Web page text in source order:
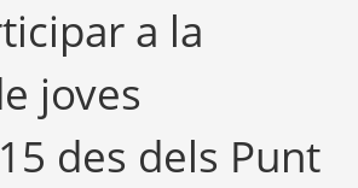
a la
joves
des dels Punt